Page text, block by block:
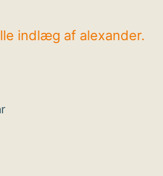
indlæg af alexander.